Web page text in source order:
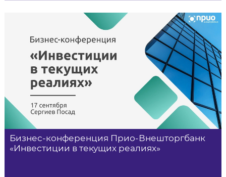
Бизнес-конференция Прио-Внешторгбанк
«Инвестиции в текущих реалиях»